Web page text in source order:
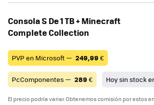
Consola S De 1 TB + Minecraft
Complete Collection
PVP en Microsoft — 249,99 €
PcComponentes — 289 € Hoy sin stock
El precio podría variar. Obtenemos comisión por estos